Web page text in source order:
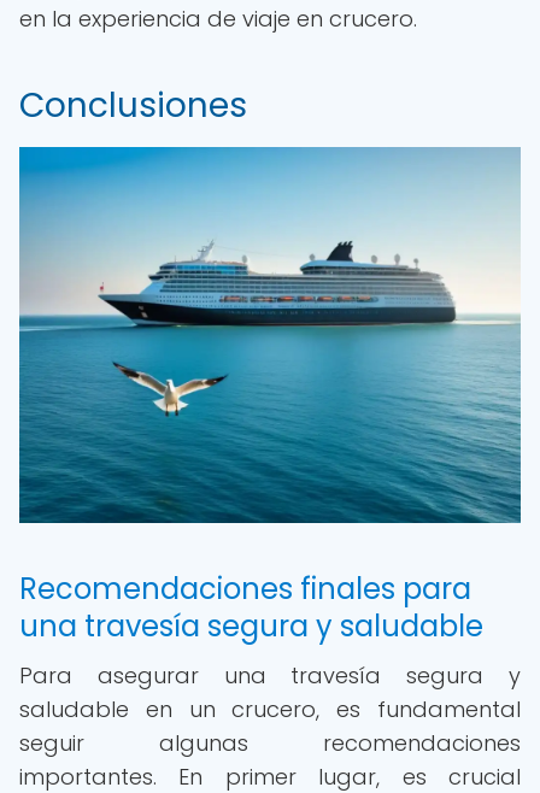
en la experiencia de viaje en crucero.
Conclusiones
Recomendaciones finales para
una travesía segura y saludable
Para asegurar una travesía segura y
saludable en un crucero, es fundamental
seguir algunas recomendaciones
importantes. En primer lugar, es crucial